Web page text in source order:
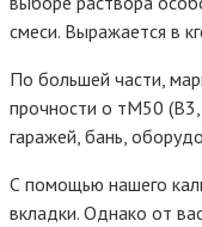
смеси. Выражается в
По большей части,
прочности о тМ50
гаражей, бань,
С помощью нашего
вкладки. Однако от